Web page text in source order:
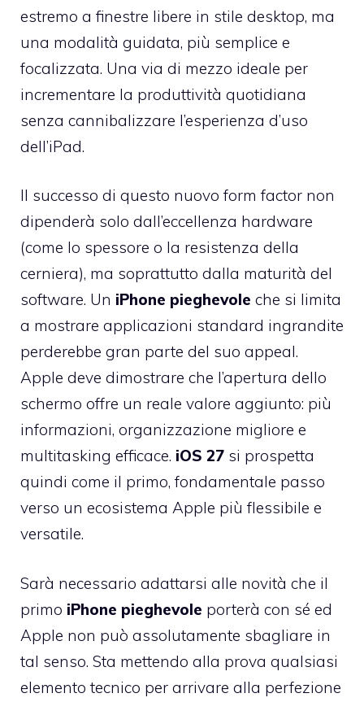
estremo a finestre libere in stile desktop, ma
una modalità guidata, più semplice e
focalizzata. Una via di mezzo ideale per
incrementare la produttività quotidiana
senza cannibalizzare l’esperienza d’uso
dell’iPad.
Il successo di questo nuovo form factor non
dipenderà solo dall’eccellenza hardware
(come lo spessore o la resistenza della
cerniera), ma soprattutto dalla maturità del
software. Un iPhone pieghevole che si limita
a mostrare applicazioni standard ingrandite
perderebbe gran parte del suo appeal.
Apple deve dimostrare che l’apertura dello
schermo offre un reale valore aggiunto: più
informazioni, organizzazione migliore e
multitasking efficace. iOS 27 si prospetta
quindi come il primo, fondamentale passo
verso un ecosistema Apple più flessibile e
versatile.
Sarà necessario adattarsi alle novità che il
primo iPhone pieghevole porterà con sé ed
Apple non può assolutamente sbagliare in
tal senso. Sta mettendo alla prova qualsiasi
elemento tecnico per arrivare alla perfezione